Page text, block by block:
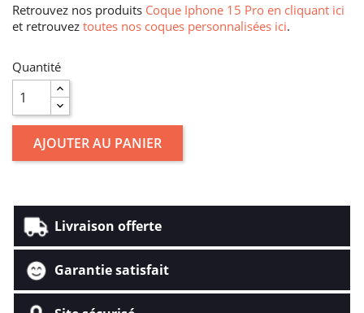
Retrouvez nos produits Coque Iphone 15 Pro en cliquant ici
et retrouvez toutes nos coques personnalisées ici.
Quantité
AJOUTER AU PANIER
Livraison offerte
Garantie satisfait